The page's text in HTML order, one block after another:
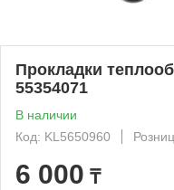
Прокладки
55354071
В наличии
Код: KL5650960
6 000 ₸